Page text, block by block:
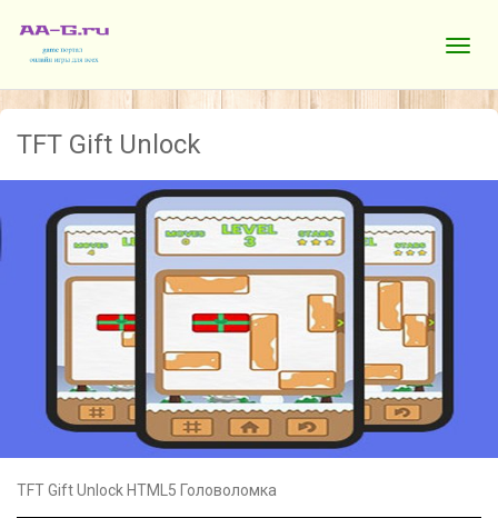
TFT Gift Unlock
TFT Gift Unlock HTML5 Головоломка